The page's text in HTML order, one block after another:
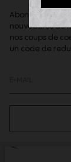
Abonnez-vous
nouveautés de
nos coups de
un code de